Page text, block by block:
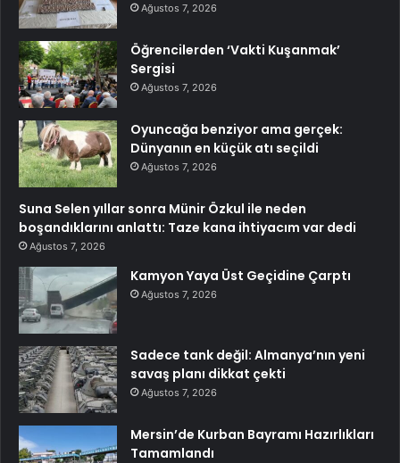
Ağustos 7, 2026
Öğrencilerden ‘Vakti Kuşanmak’
Sergisi
Ağustos 7, 2026
Oyuncağa benziyor ama gerçek:
Dünyanın en küçük atı seçildi
Ağustos 7, 2026
Suna Selen yıllar sonra Münir Özkul ile neden
boşandıklarını anlattı: Taze kana ihtiyacım var dedi
Ağustos 7, 2026
Kamyon Yaya Üst Geçidine Çarptı
Ağustos 7, 2026
Sadece tank değil: Almanya’nın yeni
savaş planı dikkat çekti
Ağustos 7, 2026
Mersin’de Kurban Bayramı Hazırlıkları
Tamamlandı